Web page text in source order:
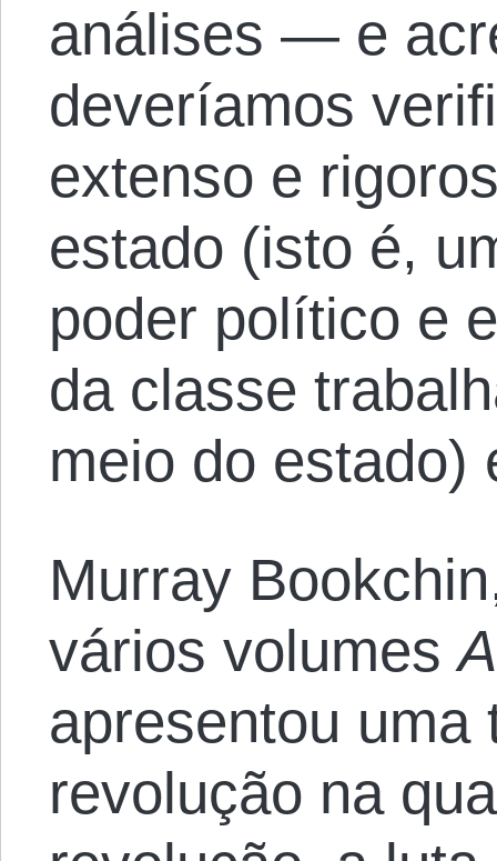
análises — e
deveríamos
extenso e
estado (isto é,
poder político e
da classe
meio do estado)
Murray
vários volumes
apresentou uma
revolução na